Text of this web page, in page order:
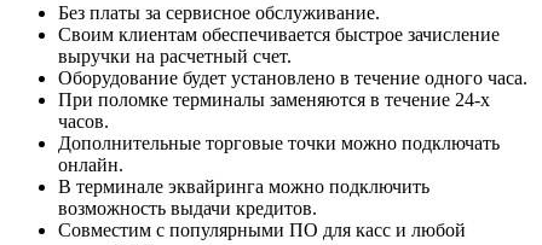
Без платы за сервисное обслуживание.
Своим клиентам обеспечивается быстрое зачисление
выручки на расчетный счет.
Оборудование будет установлено в течение одного часа.
При поломке терминалы заменяются в течение 24-х
часов.
Дополнительные торговые точки можно подключать
онлайн.
В терминале эквайринга можно подключить
возможность выдачи кредитов.
Совместим с популярными ПО для касс и любой